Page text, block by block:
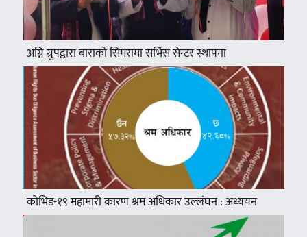
अग्नि ग्रुपद्वारा बाराको सिमरामा सर्भिस सेन्टर स्थापना
कोभिड-१९ महामारी कारण श्रम अधिकार उल्लंघन : अध्ययन